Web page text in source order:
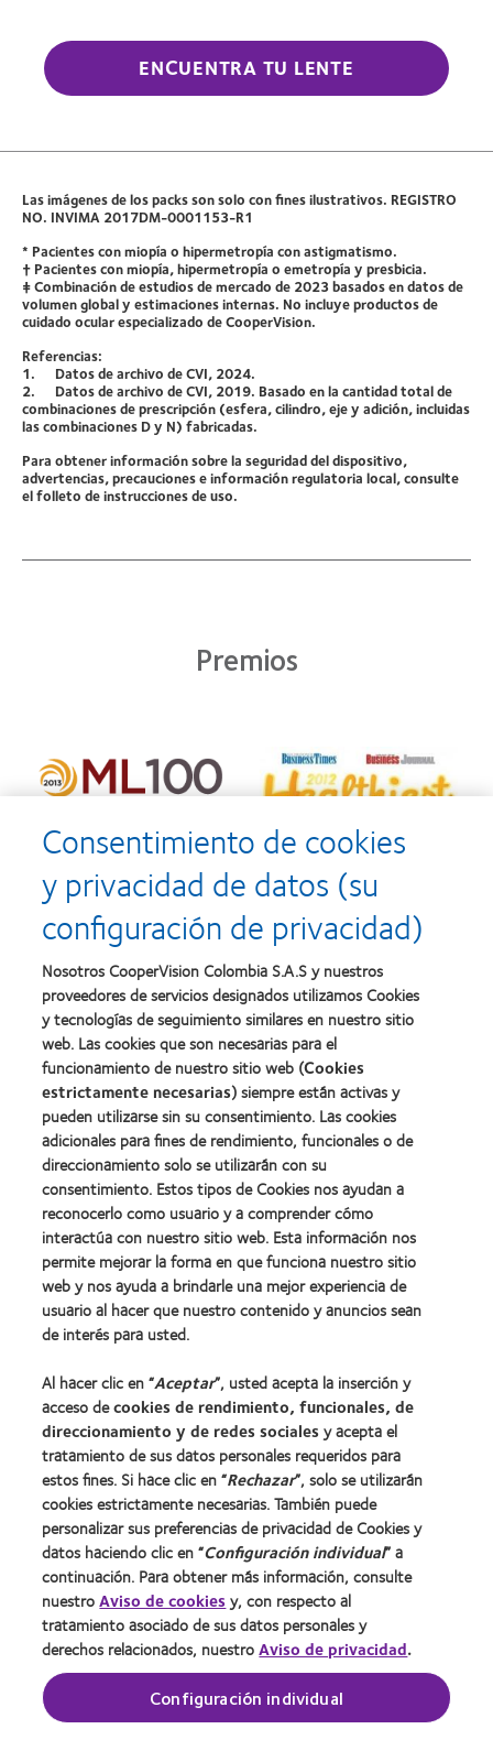
ENCUENTRA TU LENTE
Las imágenes de los packs son solo con fines ilustrativos. REGISTRO
NO. INVIMA 2017DM-0001153-R1
* Pacientes con miopía o hipermetropía con astigmatismo.
† Pacientes con miopía, hipermetropía o emetropía y presbicia.
‡ Combinación de estudios de mercado de 2023 basados en datos de
volumen global y estimaciones internas. No incluye productos de
cuidado ocular especializado de CooperVision.
Referencias:
1. Datos de archivo de CVI, 2024.
2. Datos de archivo de CVI, 2019. Basado en la cantidad total de
combinaciones de prescripción (esfera, cilindro, eje y adición, incluidas
las combinaciones D y N) fabricadas.
Para obtener información sobre la seguridad del dispositivo,
advertencias, precauciones e información regulatoria local, consulte
el folleto de instrucciones de uso.
Premios
Nuestros productos
Encuentra tu lente
Tecnología de lentes de contacto
Lentes de contacto y visión
Usuario con experiencia
Acerca de CooperVision
Carreras
Noticias
Contacto
Legal
Política de privacidad
Condiciones del servicio
Consentimiento de cookies
y privacidad de datos (su
configuración de privacidad)
Nosotros CooperVision Colombia S.A.S y nuestros
proveedores de servicios designados utilizamos Cookies
y tecnologías de seguimiento similares en nuestro sitio
web. Las cookies que son necesarias para el
funcionamiento de nuestro sitio web (Cookies
estrictamente necesarias) siempre están activas y
pueden utilizarse sin su consentimiento. Las cookies
adicionales para fines de rendimiento, funcionales o de
direccionamiento solo se utilizarán con su
consentimiento. Estos tipos de Cookies nos ayudan a
reconocerlo como usuario y a comprender cómo
interactúa con nuestro sitio web. Esta información nos
permite mejorar la forma en que funciona nuestro sitio
web y nos ayuda a brindarle una mejor experiencia de
usuario al hacer que nuestro contenido y anuncios sean
de interés para usted.
Al hacer clic en “Aceptar”, usted acepta la inserción y
acceso decookies de rendimiento, funcionales, de
direccionamiento y de redes socialesy acepta el
tratamiento de sus datos personales requeridos para
estos fines. Si hace clic en “Rechazar”, solo se utilizarán
cookies estrictamente necesarias. También puede
personalizar sus preferencias de privacidad de Cookies y
datos haciendo clic en “Configuración individual” a
continuación. Para obtener más información, consulte
nuestroAviso de cookiesy, con respecto al
tratamiento asociado de sus datos personales y
derechos relacionados, nuestroAviso de privacidad.
Configuración individual